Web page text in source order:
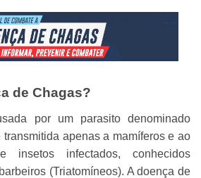
de Chagas?
por um parasito denominado
apenas a mamíferos e ao
insetos infectados, conhecidos
(Triatomíneos). A doença de